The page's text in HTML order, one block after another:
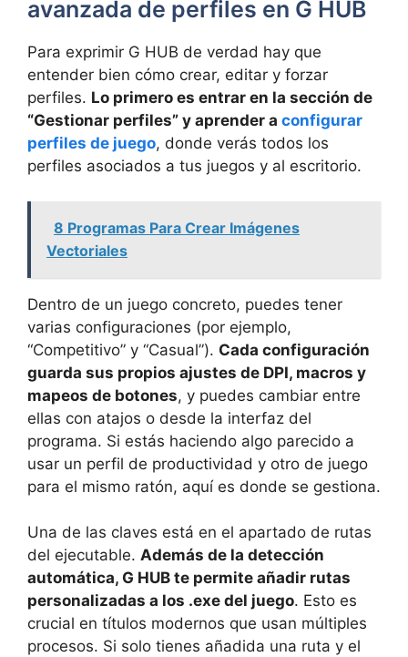
avanzada de perfiles en G HUB
Para exprimir G HUB de verdad hay que
entender bien cómo crear, editar y forzar
perfiles. Lo primero es entrar en la sección de
“Gestionar perfiles” y aprender a configurar
perfiles de juego, donde verás todos los
perfiles asociados a tus juegos y al escritorio.
8 Programas Para Crear Imágenes
Vectoriales
Dentro de un juego concreto, puedes tener
varias configuraciones (por ejemplo,
“Competitivo” y “Casual”). Cada configuración
guarda sus propios ajustes de DPI, macros y
mapeos de botones, y puedes cambiar entre
ellas con atajos o desde la interfaz del
programa. Si estás haciendo algo parecido a
usar un perfil de productividad y otro de juego
para el mismo ratón, aquí es donde se gestiona.
Una de las claves está en el apartado de rutas
del ejecutable. Además de la detección
automática, G HUB te permite añadir rutas
personalizadas a los .exe del juego. Esto es
crucial en títulos modernos que usan múltiples
procesos. Si solo tienes añadida una ruta y el